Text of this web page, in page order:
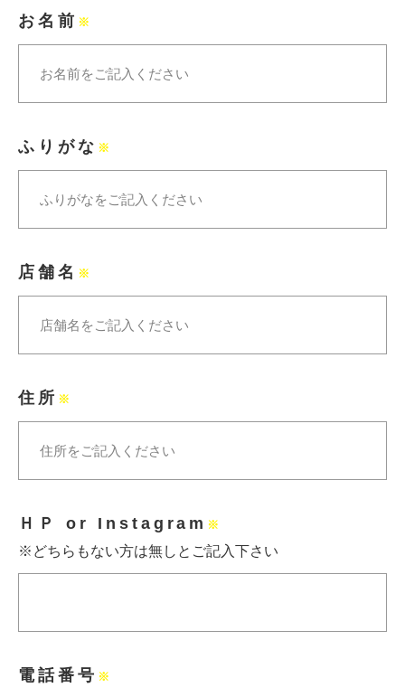
お名前 ※
ふりがな ※
店舗名 ※
住所 ※
ＨＰ or Instagram ※
※どちらもない方は無しとご記入下さい
電話番号 ※